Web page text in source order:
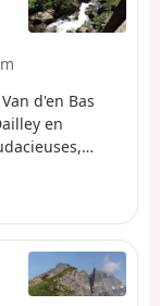
d'en Bas
en
sur plusieurs
Vous
vues sur les
le
à Salanfe, vous